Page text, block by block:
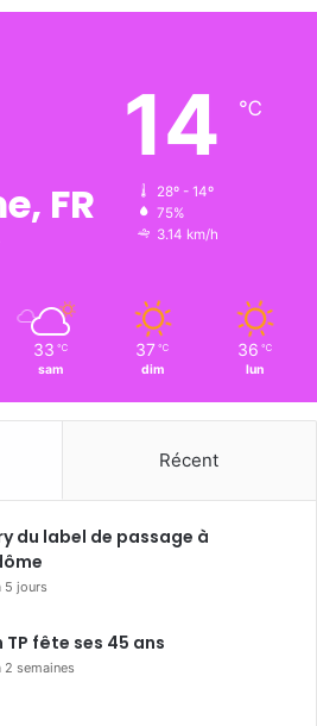
FR
14 ℃
28º - 14º
75%
3.14 km/h
33 ℃
sam
37 ℃
dim
36 ℃
lun
Récent
du label de passage à
5 jours
TP fête ses 45 ans
2 semaines